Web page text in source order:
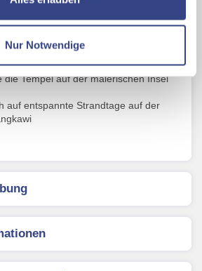
stimmen Sie der
& Plugins auf unseren
Nur Notwendige
atemberaubende Natur im
Nationalpark Taman Negara
Teeplantage im Hochland der
die Tempel auf der malerischen Insel
auf entspannte Strandtage auf der